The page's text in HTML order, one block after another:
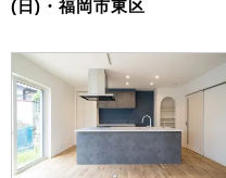
(日)・福岡市東区